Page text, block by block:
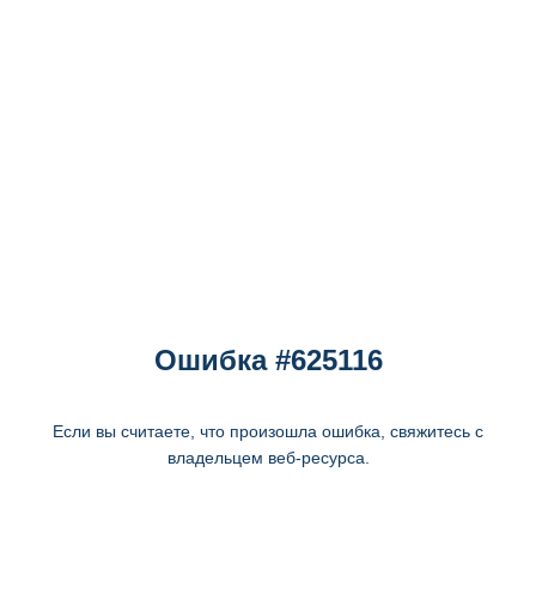
Ошибка #625116
Если вы считаете, что произошла ошибка, свяжитесь с
владельцем веб-ресурса.